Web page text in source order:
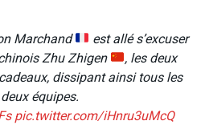
Marchand
est allé s’excuser
Zhu Zhigen
, les deux
dissipant ainsi tous les
équipes.
pic.twitter.com/iHnru3uMcQ